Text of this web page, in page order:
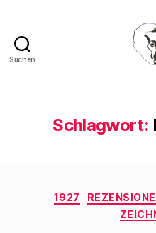
Suchen
Schlagwort:
1927